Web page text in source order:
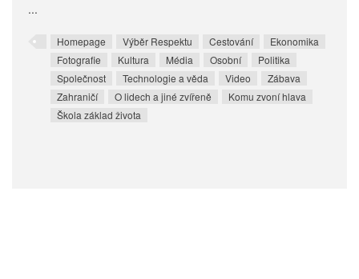
...
Homepage Výběr Respektu Cestování
Ekonomika
Fotografie
Kultura Média Osobní
Politika
Společnost
Technologie a věda Video
Zábava
Zahraničí
O lidech a jiné zvířeně
Komu zvoní hlava
Škola základ života